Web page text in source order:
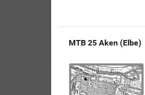
MTB 25 Aken (Elbe)